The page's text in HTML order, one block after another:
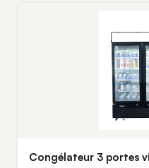
Congélateur 3 portes